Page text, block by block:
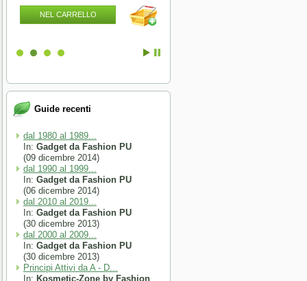
NEL CARRELLO
Guide recenti
dal 1980 al 1989...
In: Gadget da Fashion PU
(09 dicembre 2014)
dal 1990 al 1999...
In: Gadget da Fashion PU
(06 dicembre 2014)
dal 2010 al 2019...
In: Gadget da Fashion PU
(30 dicembre 2013)
dal 2000 al 2009...
In: Gadget da Fashion PU
(30 dicembre 2013)
Principi Attivi da A - D...
In: Kosmetic-Zone by Fashion